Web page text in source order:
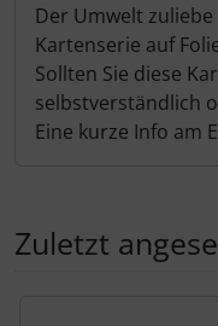
Der Umwelt
Kartenserie auf
Sollten Sie diese
selbstverständlich
Eine kurze Info am
Zuletzt